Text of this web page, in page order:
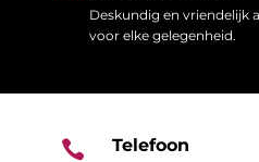
Deskundig en vriendelijk
voor elke gelegenheid.
 Telefoon